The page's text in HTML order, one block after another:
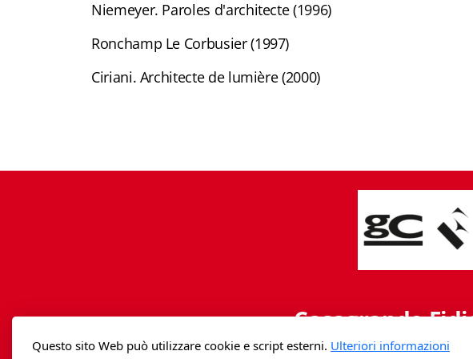
Niemeyer. Paroles d'architecte (1996)
Ronchamp Le Corbusier (1997)
Ciriani. Architecte de lumière (2000)
Casagrande
Questo sito Web può utilizzare cookie e script esterni. Ulteriori informazioni